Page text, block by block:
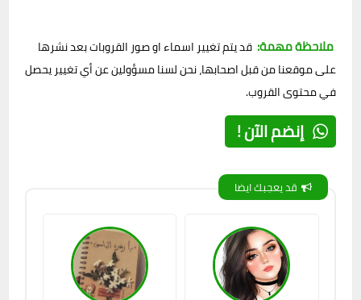
ملاحظة مهمة: قد يتم تغيير اسماء او صور القروبات بعد نشرها
على موقعنا من قبل اصحابها، نحن لسنا مسؤولين عن أي تغيير يحصل
في محتوى القروب.
إنضم الآن !
قد يعجبك ايضا